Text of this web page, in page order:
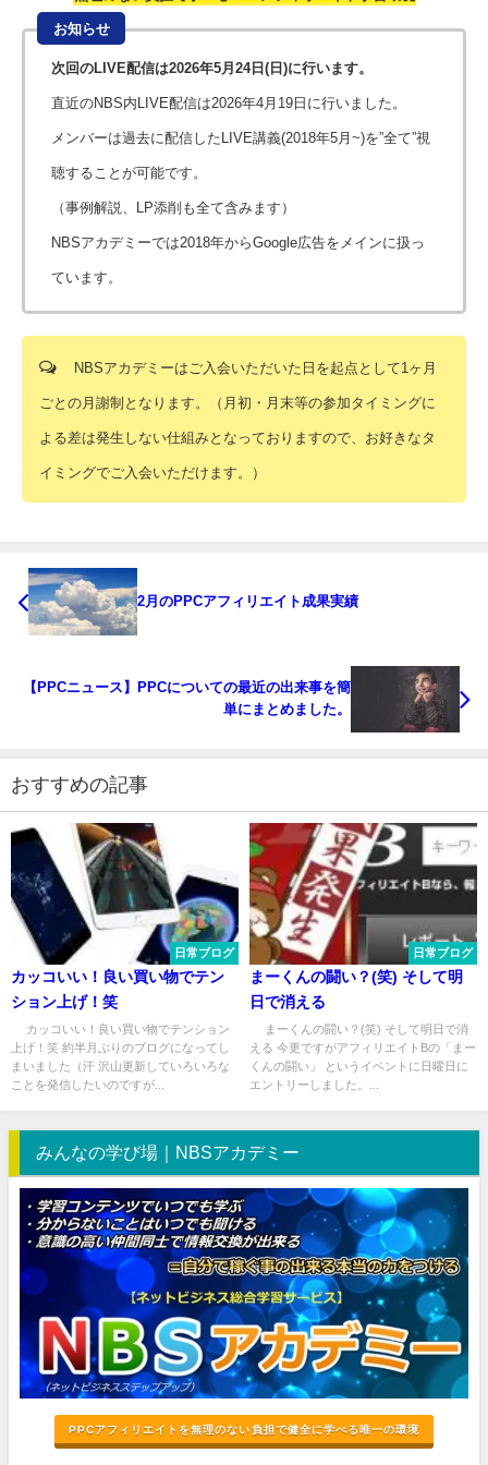
お知らせ
次回のLIVE配信は2026年5月24日(日)に行います。
直近のNBS内LIVE配信は2026年4月19日に行いました。
メンバーは過去に配信したLIVE講義(2018年5月~)を”全て”視
聴することが可能です。
（事例解説、LP添削も全て含みます）
NBSアカデミーでは2018年からGoogle広告をメインに扱っ
ています。
NBSアカデミーはご入会いただいた日を起点として1ヶ月
ごとの月謝制となります。（月初・月末等の参加タイミングに
よる差は発生しない仕組みとなっておりますので、お好きなタ
イミングでご入会いただけます。）
2月のPPCアフィリエイト成果実績
【PPCニュース】PPCについての最近の出来事を簡
単にまとめました。
おすすめの記事
日常ブログ
カッコいい！良い買い物でテン
ション上げ！笑
カッコいい！良い買い物でテンション
上げ！笑 約半月ぶりのブログになってし
まいました（汗 沢山更新していろいろな
ことを発信したいのですが...
日常ブログ
まーくんの闘い？(笑) そして明
日で消える
まーくんの闘い？(笑) そして明日で消
える 今更ですがアフィリエイトBの「まー
くんの闘い」 というイベントに日曜日に
エントリーしました。...
みんなの学び場｜NBSアカデミー
PPCアフィリエイトを無理のない負担で健全に学べる唯一の環境